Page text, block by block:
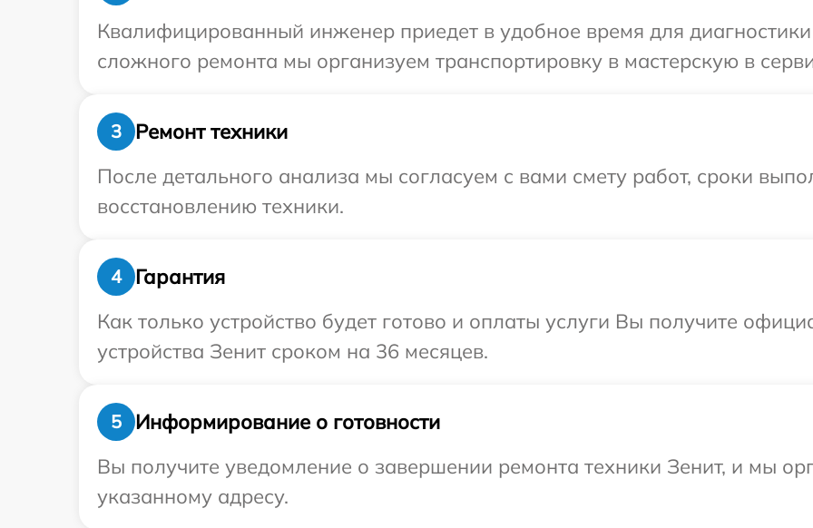
Квалифицированный инженер приедет в удобное время для
сложного ремонта мы организуем транспортировку в мастерскую в
3
Ремонт техники
После детального анализа мы согласуем с вами смету работ, сроки
восстановлению техники.
4
Гарантия
Как только устройство будет готово и оплаты услуги Вы получите
устройства Зенит сроком на 36 месяцев.
5
Информирование о готовности
Вы получите уведомление о завершении ремонта техники Зенит, и мы
указанному адресу.